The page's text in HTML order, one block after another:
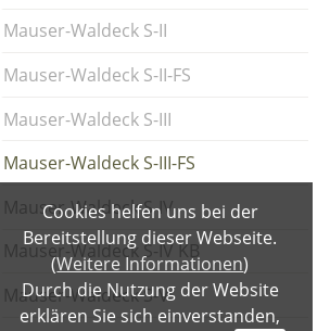
Mauser-Waldeck S-II
Mauser-Waldeck S-II-FS
Mauser-Waldeck S-III
Mauser-Waldeck S-III-FS
Mauser-Waldeck S-IV
Mauser-Waldeck S-IV KB
Mauser-Waldeck S-V
Cookies helfen uns bei der
Bereitstellung dieser Webseite.
(Weitere Informationen)
Durch die Nutzung der Website
erklären Sie sich einverstanden,